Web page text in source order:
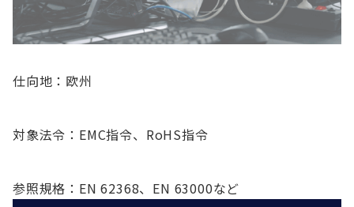
仕向地：欧州
対象法令：EMC指令、RoHS指令
参照規格：EN 62368、EN 63000など